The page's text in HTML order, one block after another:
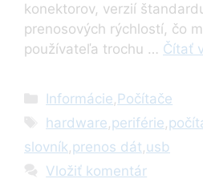
konektorov, verzií
prenosových rýchlostí, čo
používateľa trochu … Čítať
Kategórie
Informácie, Počítače
Značky
hardware,periférie,
slovník,prenos dát,usb
Vložiť komentár